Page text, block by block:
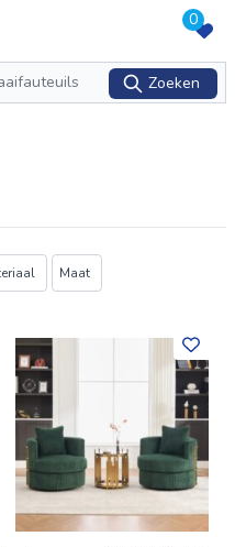
0
Zoeken
Maat